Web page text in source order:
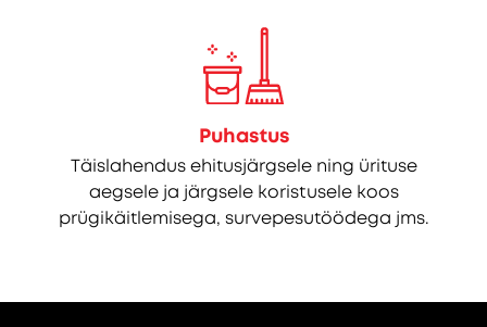
Puhastus
Täislahendus ehitusjärgsele ning ürituse
aegsele ja järgsele koristusele koos
prügikäitlemisega, survepesutöödega jms.